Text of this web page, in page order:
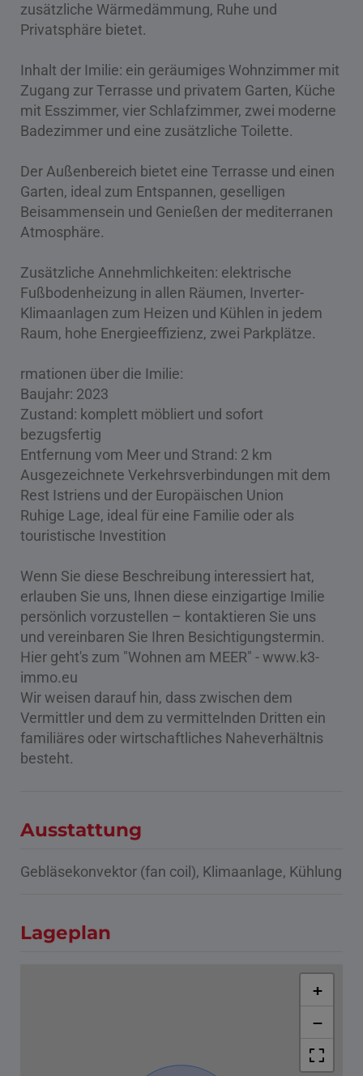
zusätzliche Wärmedämmung, Ruhe und
Privatsphäre bietet.
Inhalt der Imilie: ein geräumiges Wohnzimmer mit
Zugang zur Terrasse und privatem Garten, Küche
mit Esszimmer, vier Schlafzimmer, zwei moderne
Badezimmer und eine zusätzliche Toilette.
Der Außenbereich bietet eine Terrasse und einen
Garten, ideal zum Entspannen, geselligen
Beisammensein und Genießen der mediterranen
Atmosphäre.
Zusätzliche Annehmlichkeiten: elektrische
Fußbodenheizung in allen Räumen, Inverter-
Klimaanlagen zum Heizen und Kühlen in jedem
Raum, hohe Energieeffizienz, zwei Parkplätze.
rmationen über die Imilie:
Baujahr: 2023
Zustand: komplett möbliert und sofort
bezugsfertig
Entfernung vom Meer und Strand: 2 km
Ausgezeichnete Verkehrsverbindungen mit dem
Rest Istriens und der Europäischen Union
Ruhige Lage, ideal für eine Familie oder als
touristische Investition
Wenn Sie diese Beschreibung interessiert hat,
erlauben Sie uns, Ihnen diese einzigartige Imilie
persönlich vorzustellen – kontaktieren Sie uns
und vereinbaren Sie Ihren Besichtigungstermin.
Hier geht's zum "Wohnen am MEER" - www.k3-
immo.eu
Wir weisen darauf hin, dass zwischen dem
Vermittler und dem zu vermittelnden Dritten ein
familiäres oder wirtschaftliches Naheverhältnis
besteht.
Ausstattung
Gebläsekonvektor (fan coil) Klimaanlage Kühlung
Lageplan
+
−